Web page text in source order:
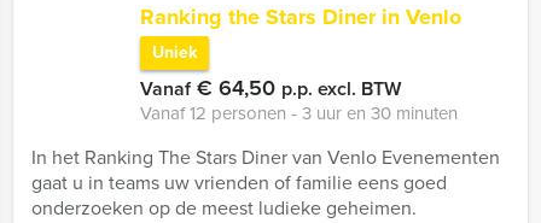
Ranking the Stars Diner in Venlo
Uniek
Vanaf€ 64,50 p.p. excl. BTW
Vanaf 12 personen ‐ 3 uur en 30 minuten
In het Ranking The Stars Diner van Venlo Evenementen
gaat u in teams uw vrienden of familie eens goed
onderzoeken op de meest ludieke geheimen.